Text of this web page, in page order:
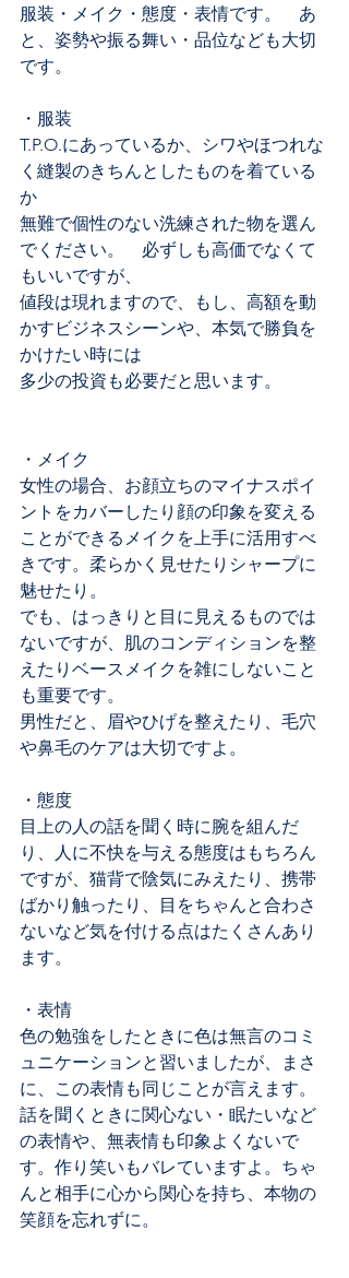
服装・メイク・態度・表情です。　あ
と、姿勢や振る舞い・品位なども大切
です。
・服装
T.P.O.にあっているか、シワやほつれな
く縫製のきちんとしたものを着ている
か
無難で個性のない洗練された物を選ん
でください。　必ずしも高価でなくて
もいいですが、
値段は現れますので、もし、高額を動
かすビジネスシーンや、本気で勝負を
かけたい時には
多少の投資も必要だと思います。
・メイク
女性の場合、お顔立ちのマイナスポイ
ントをカバーしたり顔の印象を変える
ことができるメイクを上手に活用すべ
きです。柔らかく見せたりシャープに
魅せたり。
でも、はっきりと目に見えるものでは
ないですが、肌のコンディションを整
えたりベースメイクを雑にしないこと
も重要です。
男性だと、眉やひげを整えたり、毛穴
や鼻毛のケアは大切ですよ。
・態度
目上の人の話を聞く時に腕を組んだ
り、人に不快を与える態度はもちろん
ですが、猫背で陰気にみえたり、携帯
ばかり触ったり、目をちゃんと合わさ
ないなど気を付ける点はたくさんあり
ます。
・表情
色の勉強をしたときに色は無言のコミ
ュニケーションと習いましたが、まさ
に、この表情も同じことが言えます。
話を聞くときに関心ない・眠たいなど
の表情や、無表情も印象よくないで
す。作り笑いもバレていますよ。ちゃ
んと相手に心から関心を持ち、本物の
笑顔を忘れずに。